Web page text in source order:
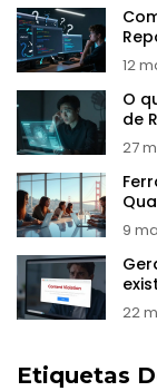
12
O
de
27
9
22
Etiquetas